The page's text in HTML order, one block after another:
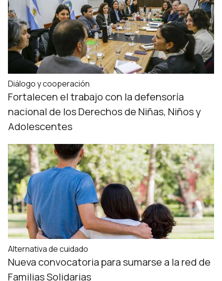
Diálogo y cooperación
Fortalecen el trabajo con la defensoría
nacional de los Derechos de Niñas, Niños y
Adolescentes
Alternativa de cuidado
Nueva convocatoria para sumarse a la red de
Familias Solidarias